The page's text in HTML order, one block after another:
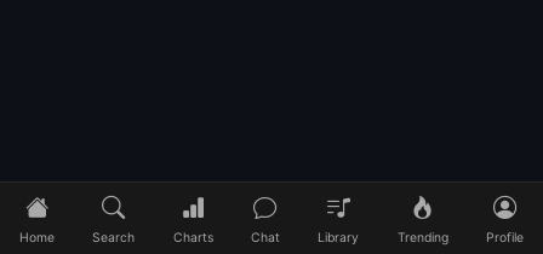
Home Search Charts Chat Library Trending Profile